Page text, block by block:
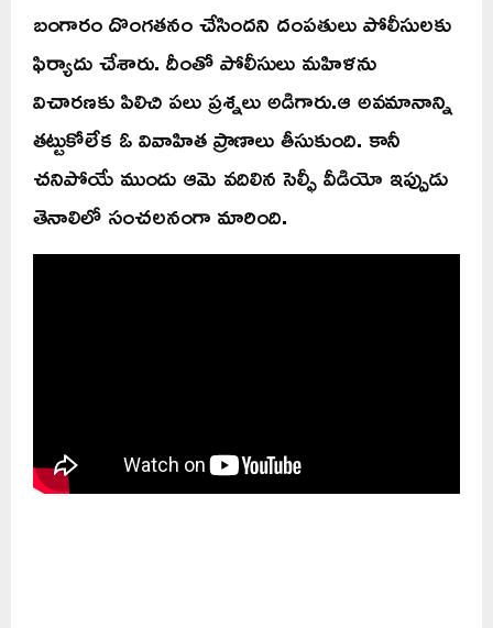
బంగారం దొంగతనం చేసిందని దంపతులు పోలీసులకు
ఫిర్యాదు చేశారు. దీంతో పోలీసులు మహిళను
విచారణకు పిలిచి పలు ప్రశ్నలు అడిగారు.ఆ అవమానాన్ని
తట్టుకోలేక ఓ వివాహిత ప్రాణాలు తీసుకుంది. కానీ
చనిపోయే ముందు ఆమె వదిలిన సెల్ఫీ వీడియో ఇప్పుడు
తెనాలిలో సంచలనంగా మారింది.